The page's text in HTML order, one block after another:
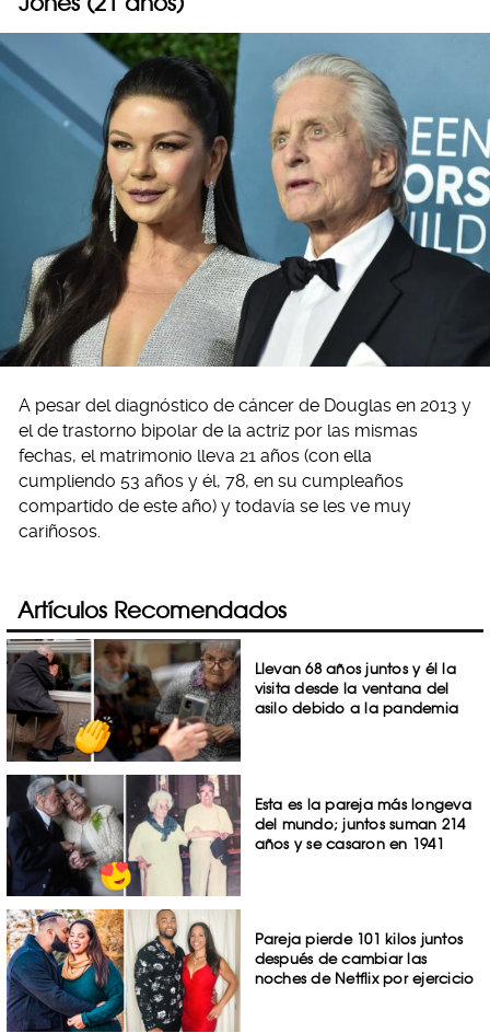
A pesar del diagnóstico de cáncer de Douglas en 2013 y
el de trastorno bipolar de la actriz por las mismas
fechas, el matrimonio lleva 21 años (con ella
cumpliendo 53 años y él, 78, en su cumpleaños
compartido de este año) y todavía se les ve muy
cariñosos.
Artículos Recomendados
Llevan 68 años juntos y él la
visita desde la ventana del
asilo debido a la pandemia
Esta es la pareja más longeva
del mundo; juntos suman 214
años y se casaron en 1941
Pareja pierde 101 kilos juntos
después de cambiar las
noches de Netflix por ejercicio